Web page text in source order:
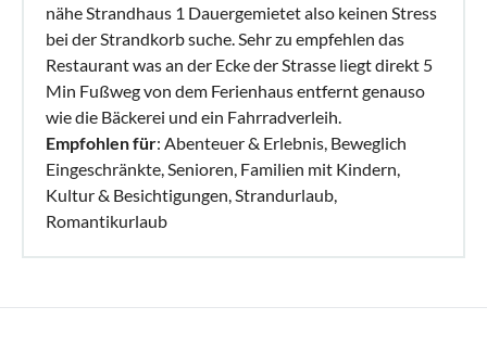
nähe Strandhaus 1 Dauergemietet also keinen Stress
bei der Strandkorb suche. Sehr zu empfehlen das
Restaurant was an der Ecke der Strasse liegt direkt 5
Min Fußweg von dem Ferienhaus entfernt genauso
wie die Bäckerei und ein Fahrradverleih.
Empfohlen für: Abenteuer & Erlebnis, Beweglich
Eingeschränkte, Senioren, Familien mit Kindern,
Kultur & Besichtigungen, Strandurlaub,
Romantikurlaub